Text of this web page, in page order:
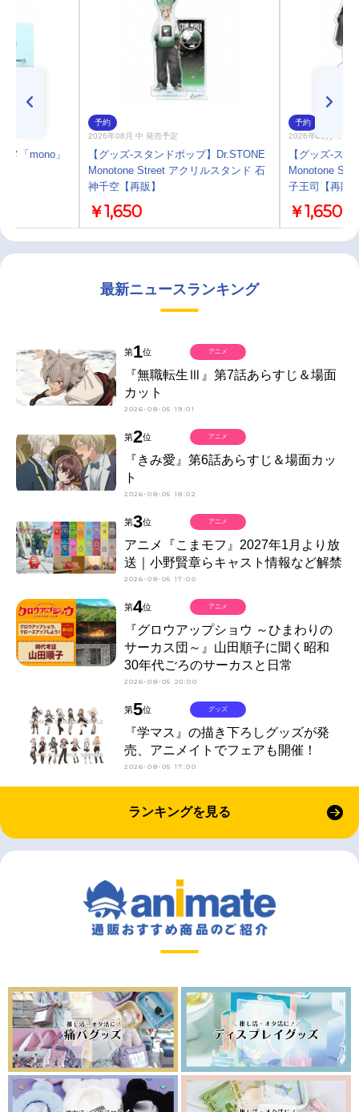
メ「mono」
予約
2026年08月 中 発売予定
【グッズ-スタンドポップ】Dr.STONE
Monotone Street アクリルスタンド 石
神千空【再販】
￥1,650
予約
2026年08月 中 発
【グッズ-ス
Monotone
子王司【再販
￥1,650
最新ニュースランキング
第1位
『無職転生Ⅲ』第7話あらすじ＆場面
カット
2026-08-05 19:01
アニメ
第2位
『きみ愛』第6話あらすじ＆場面カッ
ト
2026-08-05 18:02
アニメ
第3位
アニメ『こまモフ』2027年1月より放
送｜小野賢章らキャスト情報など解禁
2026-08-05 17:00
アニメ
第4位
『グロウアップショウ ～ひまわりの
サーカス団～』山田順子に聞く昭和
30年代ごろのサーカスと日常
2026-08-05 20:00
アニメ
第5位
『学マス』の描き下ろしグッズが発
売、アニメイトでフェアも開催！
2026-08-05 17:00
グッズ
ランキングを見る